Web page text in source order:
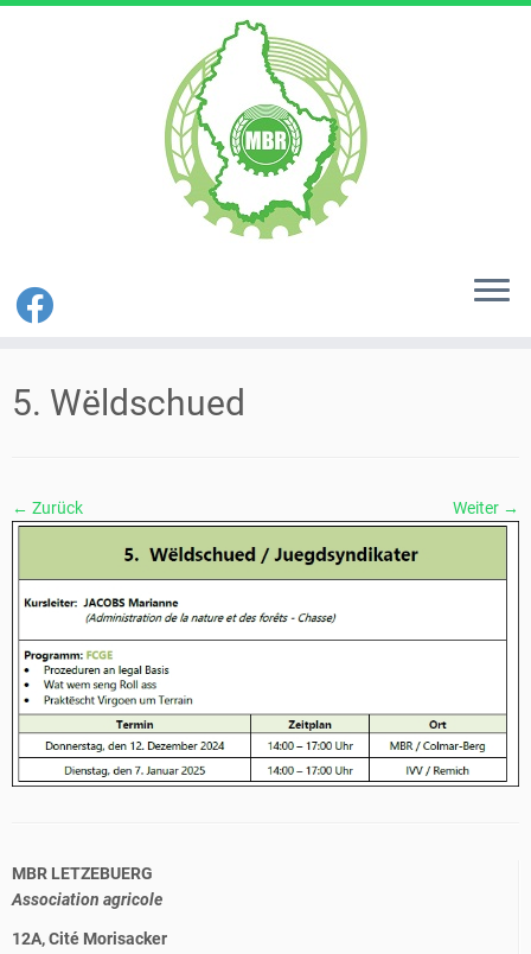
Inhalt
springen
5. Wëldschued
← Zurück Weiter →
MBR LETZEBUERG
Association agricole
12A, Cité Morisacker